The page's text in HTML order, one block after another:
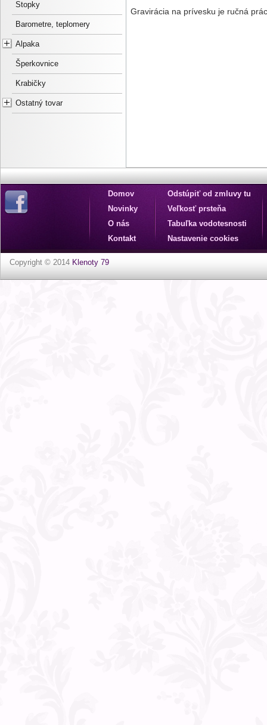
Stopky
Barometre, teplomery
Alpaka
Šperkovnice
Krabičky
Ostatný tovar
Gravirácia na prívesku je ručná
Domov
Novinky
O nás
Kontakt
Odstúpiť od zmluvy tu
Veľkosť prsteňa
Tabuľka vodotesnosti
Nastavenie cookies
Copyright © 2014 Klenoty 79